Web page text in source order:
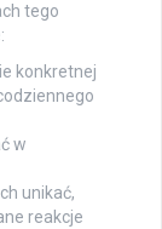
tego
konkretnej
w
unikać,
reakcje